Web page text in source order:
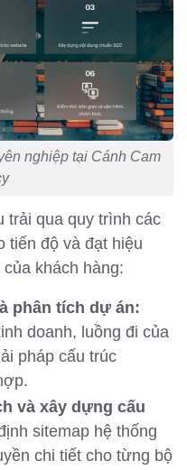
nghiệp tại Cánh Cam
trải qua quy trình các
tiến độ và đạt hiệu
khách hàng:
phân tích dự án:
doanh, luồng đi của
pháp cấu trúc
và xây dựng cấu
sitemap hệ thống
chi tiết cho từng bộ